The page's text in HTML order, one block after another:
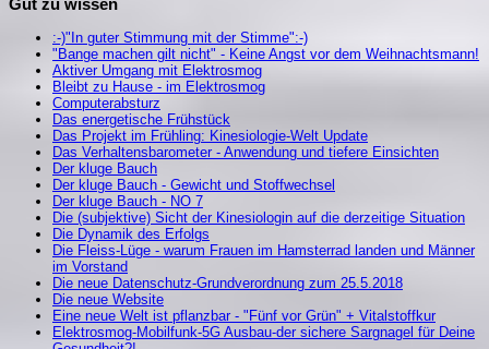
:-)"In guter Stimmung mit der Stimme":-)
"Bange machen gilt nicht" - Keine Angst vor dem Weihnachtsmann!
Aktiver Umgang mit Elektrosmog
Bleibt zu Hause - im Elektrosmog
Computerabsturz
Das energetische Frühstück
Das Projekt im Frühling: Kinesiologie-Welt Update
Das Verhaltensbarometer - Anwendung und tiefere Einsichten
Der kluge Bauch
Der kluge Bauch - Gewicht und Stoffwechsel
Der kluge Bauch - NO 7
Die (subjektive) Sicht der Kinesiologin auf die derzeitige Situation
Die Dynamik des Erfolgs
Die Fleiss-Lüge - warum Frauen im Hamsterrad landen und Männer
im Vorstand
Die neue Datenschutz-Grundverordnung zum 25.5.2018
Die neue Website
Eine neue Welt ist pflanzbar - "Fünf vor Grün" + Vitalstoffkur
Elektrosmog-Mobilfunk-5G Ausbau-der sichere Sargnagel für Deine